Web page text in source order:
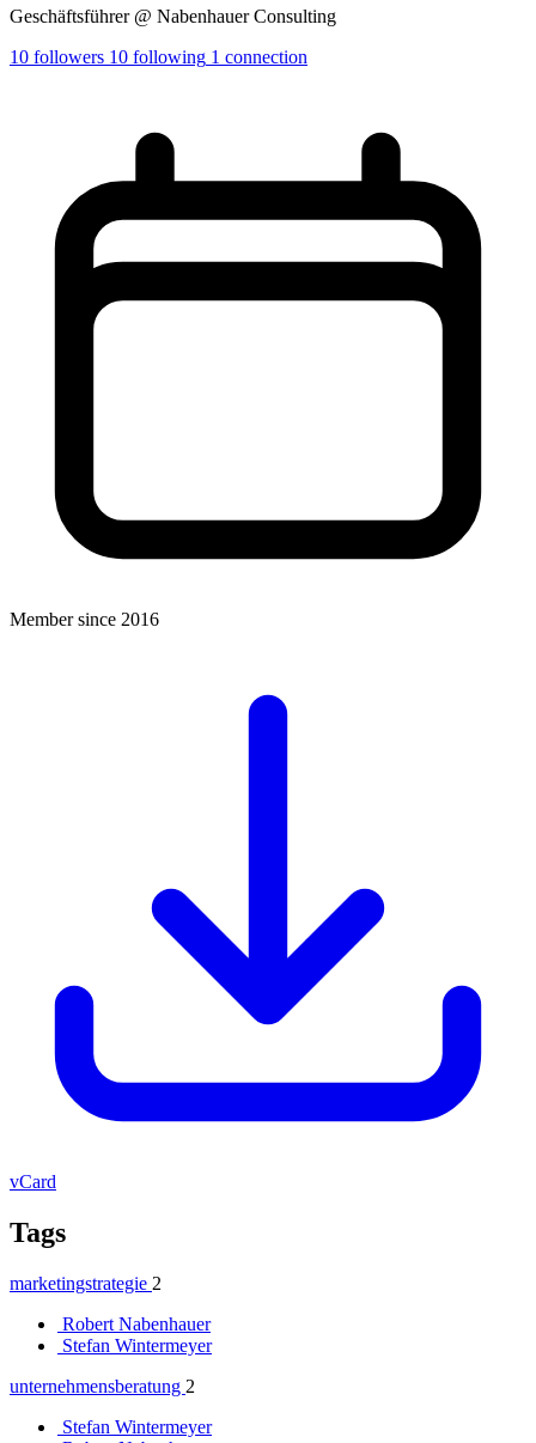
Geschäftsführer @ Nabenhauer Consulting
10 followers 10 following 1 connection
Member since 2016
vCard
Tags
marketingstrategie 2
Robert Nabenhauer
Stefan Wintermeyer
unternehmensberatung 2
Stefan Wintermeyer